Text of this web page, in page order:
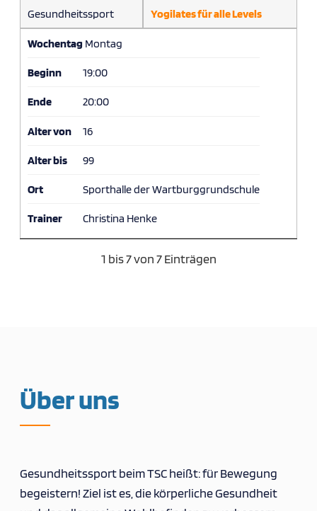
Gesundheitssport Yogilates für alle Levels
Wochentag Montag
Beginn 19:00
Ende 20:00
Alter von 16
Alter bis 99
Ort Sporthalle der Wartburggrundschule
Trainer Christina Henke
1 bis 7 von 7 Einträgen
Über uns
Gesundheitssport beim TSC heißt: für Bewegung
begeistern! Ziel ist es, die körperliche Gesundheit